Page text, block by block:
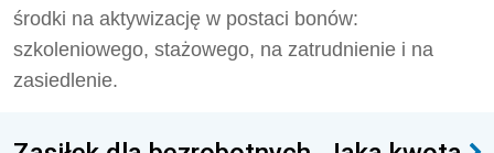
środki na aktywizację w postaci bonów:
szkoleniowego, stażowego, na zatrudnienie i na
zasiedlenie.